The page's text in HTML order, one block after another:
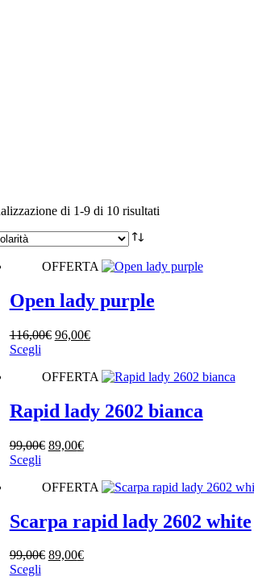
di 1-9 di 10 risultatiPopolarità
OFFERTA
Open lady purple
116,00€ Il
era:
96,00€Il
è:
ScegliQuesto
ha
varianti.
Le
possono
essere
nella
del
OFFERTA
Rapid lady 2602 bianca
99,00€ Il
era:
89,00€Il
è:
ScegliQuesto
ha
varianti.
Le
possono
essere
OFFERTA
Scarpa rapid lady 2602 white
99,00€ Il
89,00€Il
ScegliQuesto